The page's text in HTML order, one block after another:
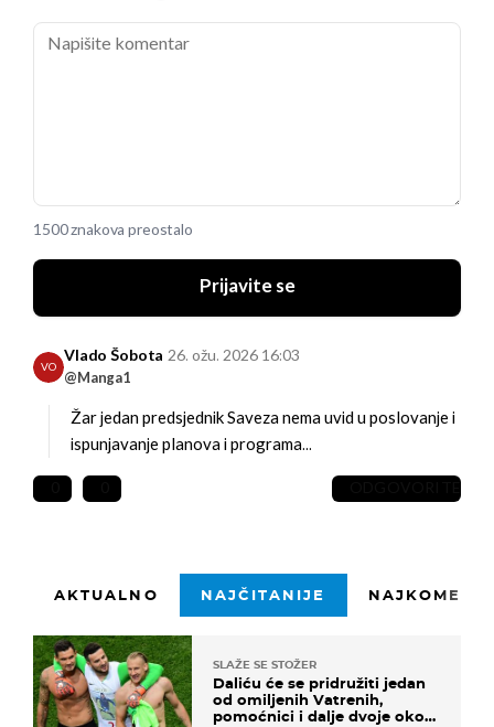
1500 znakova preostalo
Prijavite se
VO
Vlado Šobota
@Manga1
26. ožu. 2026 16:03
Žar jedan predsjednik Saveza nema uvid u poslovanje i
ispunjavanje planova i programa...
AKTUALNO NAJČITANIJE
SLAŽE SE STOŽER
Daliću će se pridružiti jedan
od omiljenih Vatrenih,
pomoćnici i dalje dvoje oko